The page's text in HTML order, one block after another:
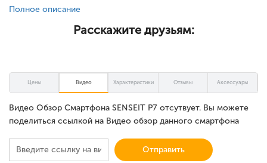
Полное описание
Расскажите друзьям:
Цены Видео Характеристики Отзывы Аксессуары
Видео Обзор Смартфона SENSEIT P7 отсутвует. Вы можете
поделиться ссылкой на Видео обзор данного смартфона
Отправить